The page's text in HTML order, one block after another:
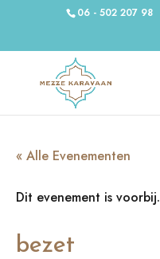
06 - 502 207 98
« Alle Evenementen
Dit evenement is voorbij.
bezet